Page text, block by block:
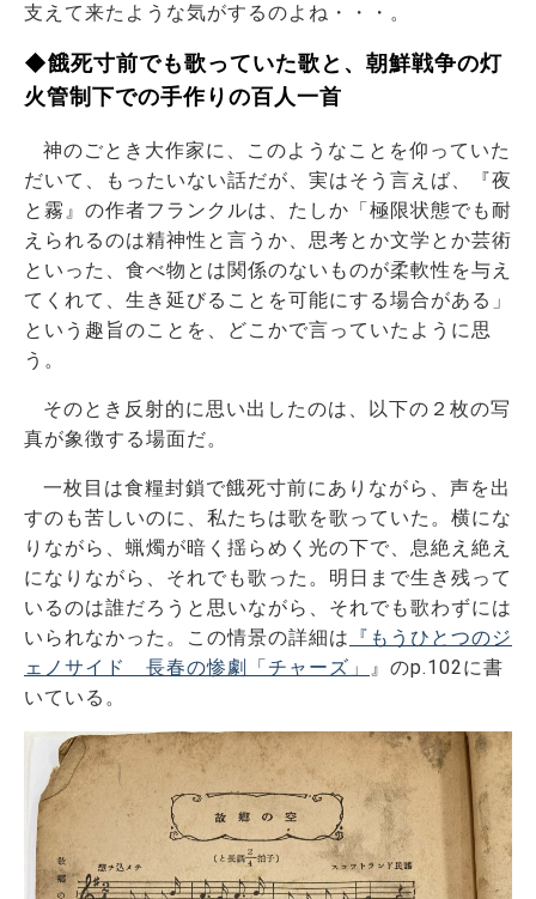
支えて来たような気がするのよね・・・。
◆餓死寸前でも歌っていた歌と、朝鮮戦争の灯
火管制下での手作りの百人一首
神のごとき大作家に、このようなことを仰っていた
だいて、もったいない話だが、実はそう言えば、『夜
と霧』の作者フランクルは、たしか「極限状態でも耐
えられるのは精神性と言うか、思考とか文学とか芸術
といった、食べ物とは関係のないものが柔軟性を与え
てくれて、生き延びることを可能にする場合がある」
という趣旨のことを、どこかで言っていたように思
う。
そのとき反射的に思い出したのは、以下の２枚の写
真が象徴する場面だ。
一枚目は食糧封鎖で餓死寸前にありながら、声を出
すのも苦しいのに、私たちは歌を歌っていた。横にな
りながら、蝋燭が暗く揺らめく光の下で、息絶え絶え
になりながら、それでも歌った。明日まで生き残って
いるのは誰だろうと思いながら、それでも歌わずには
いられなかった。この情景の詳細は 『もうひとつのジ
ェノサイド 長春の惨劇「チャーズ」
』のp.102に書
いている。